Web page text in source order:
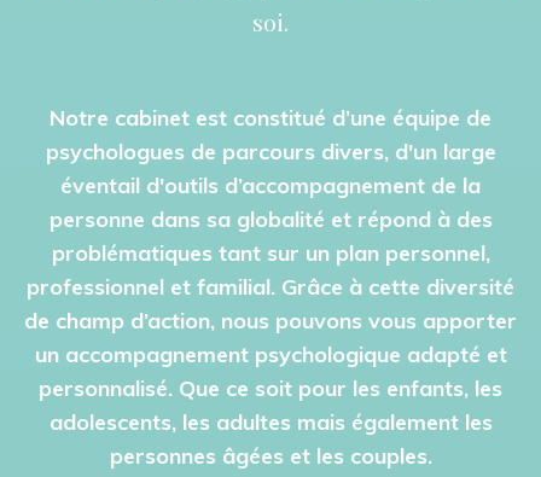
soi.
Notre cabinet est constitué d’une équipe de
psychologues de parcours divers, d'un large
éventail d'outils d’accompagnement de la
personne dans sa globalité et répond à des
problématiques tant sur un plan personnel,
professionnel et familial. Grâce à cette diversité
de champ d’action, nous pouvons vous apporter
un accompagnement psychologique adapté et
personnalisé. Que ce soit pour les enfants, les
adolescents, les adultes mais également les
personnes âgées et les couples.